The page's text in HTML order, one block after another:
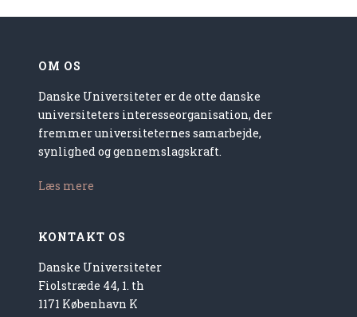
OM OS
Danske Universiteter er de otte danske
universiteters interesseorganisation, der
fremmer universiteternes samarbejde,
synlighed og gennemslagskraft.
Læs mere
KONTAKT OS
Danske Universiteter
Fiolstræde 44, 1. th
1171 København K